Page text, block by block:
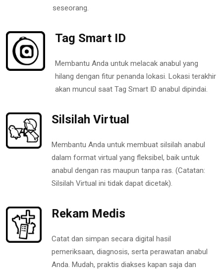
seseorang.
Tag Smart ID
Membantu Anda untuk melacak anabul yang
hilang dengan fitur penanda lokasi. Lokasi terakhir
akan muncul saat Tag Smart ID anabul dipindai.
Silsilah Virtual
Membantu Anda untuk membuat silsilah anabul
dalam format virtual yang fleksibel, baik untuk
anabul dengan ras maupun tanpa ras. (Catatan:
Silsilah Virtual ini tidak dapat dicetak).
Rekam Medis
Catat dan simpan secara digital hasil
pemeriksaan, diagnosis, serta perawatan anabul
Anda. Mudah, praktis diakses kapan saja dan